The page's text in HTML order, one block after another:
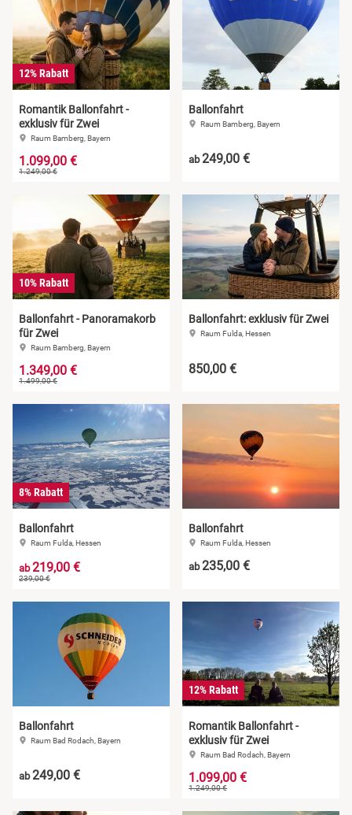
12% Rabatt
Romantik Ballonfahrt -
exklusiv für Zwei
Raum Bamberg, Bayern
1.099,00 €
1.249,00 €
Ballonfahrt
Raum Bamberg, Bayern
ab249,00 €
10% Rabatt
Ballonfahrt - Panoramakorb
für Zwei
Raum Bamberg, Bayern
1.349,00 €
1.499,00 €
Ballonfahrt: exklusiv für Zwei
Raum Fulda, Hessen
850,00 €
8% Rabatt
Ballonfahrt
Raum Fulda, Hessen
ab219,00 €
239,00 €
Ballonfahrt
Raum Fulda, Hessen
ab235,00 €
Ballonfahrt
Raum Bad Rodach, Bayern
ab249,00 €
12% Rabatt
Romantik Ballonfahrt -
exklusiv für Zwei
Raum Bad Rodach, Bayern
1.099,00 €
1.249,00 €